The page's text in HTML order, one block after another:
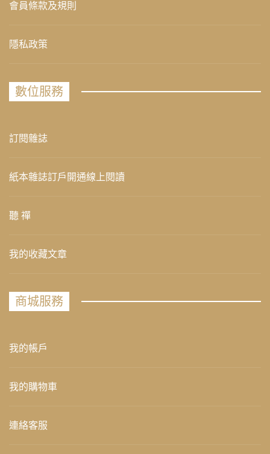
會員條款及規則
隱私政策
數位服務
訂閱雜誌
紙本雜誌訂戶開通線上閱讀
聽 禪
我的收藏文章
商城服務
我的帳戶
我的購物車
連絡客服